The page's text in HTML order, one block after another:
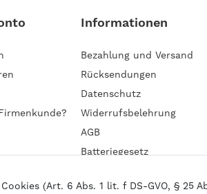
Informationen
Bezahlung und Versand
Rücksendungen
Datenschutz
Widerrufsbelehrung
AGB
Batteriegesetz
(Art. 6 Abs. 1 lit. f DS-GVO, § 25